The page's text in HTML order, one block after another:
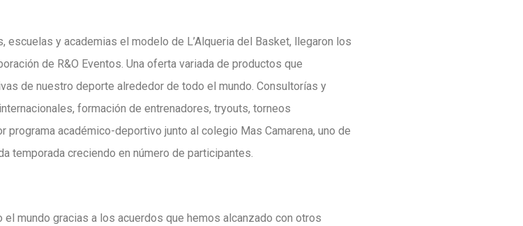
y academias el modelo de L’Alqueria del Basket, llegaron los
de R&O Eventos. Una oferta variada de productos que
de nuestro deporte alrededor de todo el mundo. Consultorías y
formación de entrenadores, tryouts, torneos
programa académico-deportivo junto al colegio Mas Camarena, uno de
temporada creciendo en número de participantes.
mundo gracias a los acuerdos que hemos alcanzado con otros